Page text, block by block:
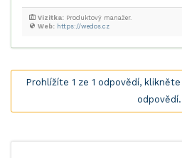
Web: https://wedos.cz
Vizitka: Produktový manažer.
Prohlížíte 1 ze 1 odpovědí,
odpovědí.